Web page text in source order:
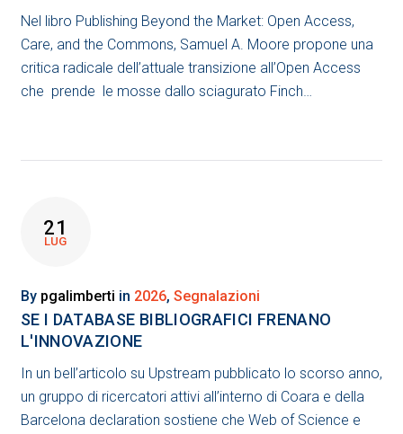
Nel libro Publishing Beyond the Market: Open Access,
Care, and the Commons, Samuel A. Moore propone una
critica radicale dell’attuale transizione all’Open Access
che prende le mosse dallo sciagurato Finch…
21
LUG
By pgalimberti in 2026, Segnalazioni
SE I DATABASE BIBLIOGRAFICI FRENANO
L'INNOVAZIONE
In un bell’articolo su Upstream pubblicato lo scorso anno,
un gruppo di ricercatori attivi all’interno di Coara e della
Barcelona declaration sostiene che Web of Science e